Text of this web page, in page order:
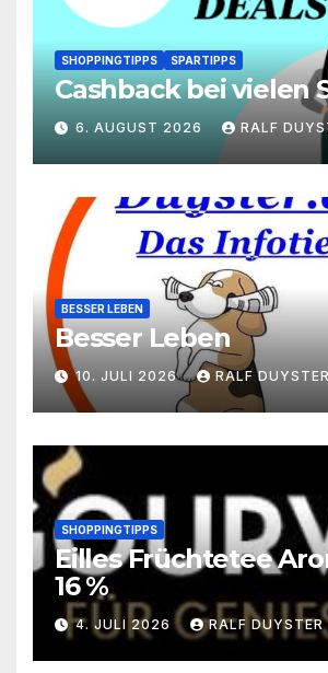
SHOPPINGTIPPS SPARTIPPS
Cashback bei vielen
6. AUGUST 2026 RALF
BESSER LEBEN
Besser Leben
10. JULI 2026 RALF DUYSTER
SHOPPINGTIPPS
Eilles Früchtetee
16 %
4. JULI 2026 RALF DUYSTER